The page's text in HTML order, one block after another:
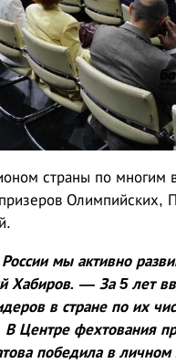
страны по многим
Олимпийских,
мы активно
Хабиров. — За 5 лет
в стране по их
Центре фехтования
победила в личном